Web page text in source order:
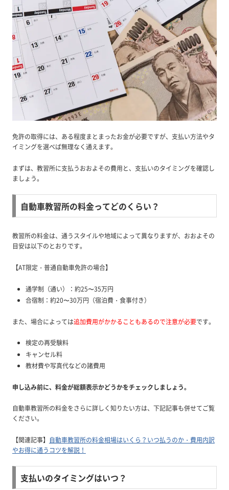
免許の取得には、ある程度まとまったお金が必要ですが、支払い方法やタ
イミングを選べば無理なく通えます。
まずは、教習所に支払うおおよその費用と、支払いのタイミングを確認し
ましょう。
自動車教習所の料金ってどのくらい？
教習所の料金は、通うスタイルや地域によって異なりますが、おおよその
目安は以下のとおりです。
【AT限定・普通自動車免許の場合】
通学制（通い）：約25〜35万円
合宿制：約20〜30万円（宿泊費・食事付き）
また、場合によっては追加費用がかかることもあるので注意が必要です。
検定の再受験料
キャンセル料
教材費や写真代などの諸費用
申し込み前に、料金が総額表示かどうかをチェックしましょう。
自動車教習所の料金をさらに詳しく知りたい方は、下記記事も併せてご覧
ください。
【関連記事】 自動車教習所の料金相場はいくら？いつ払うのか・費用内訳
やお得に通うコツを解説！
支払いのタイミングはいつ？